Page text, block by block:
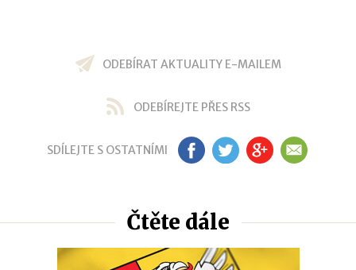
ODEBÍRAT AKTUALITY E-MAILEM
ODEBÍREJTE PŘES RSS
SDÍLEJTE S OSTATNÍMI FB TW GP EM
Čtěte dále